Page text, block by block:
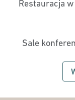
Restauracja
Sale